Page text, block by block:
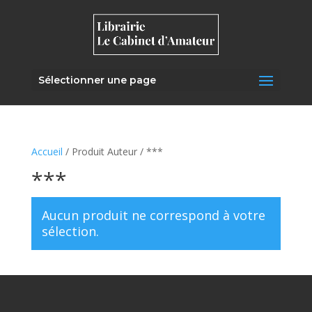
Sélectionner une page
Accueil / Produit Auteur / ***
***
Aucun produit ne correspond à votre
sélection.